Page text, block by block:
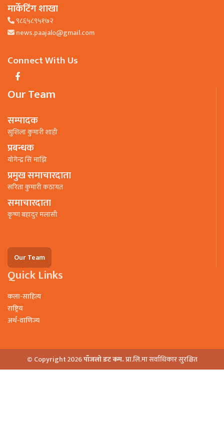
मार्केटिंग शाखा
९८६५८९५१७२
news.paajalo@gmail.com
Connect With Us
Our Team
सम्पादक
सुशिला कुमारी शाही
प्रबन्धक
याेगेन्द्र सिं माझि
प्रमुख समाचारदाता
सरिता कुमारी कठायत
समाचारदाता
कृष्ण बहादुर मलासी
Our Team
Quick Links
कला-साहित्य
राष्ट्रिय
अर्थ-वाणिज्य
© Copyright 2026पाँजलो डट कम.प्रा.लि.मा सर्वाधिकार सुरक्षित